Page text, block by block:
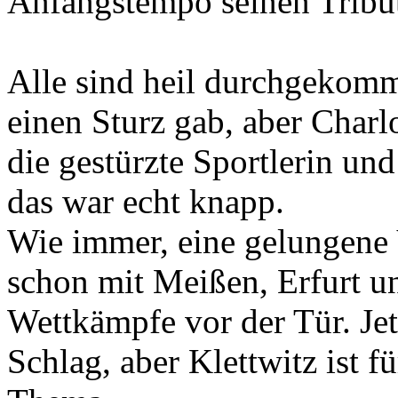
Alle sind heil
einen Sturz gab, aber
die gestürzte Sportlerin
das war echt knapp.
Wie immer, eine
schon mit Meißen, Erfurt
Wettkämpfe vor der Tür.
Schlag, aber Klettwitz ist